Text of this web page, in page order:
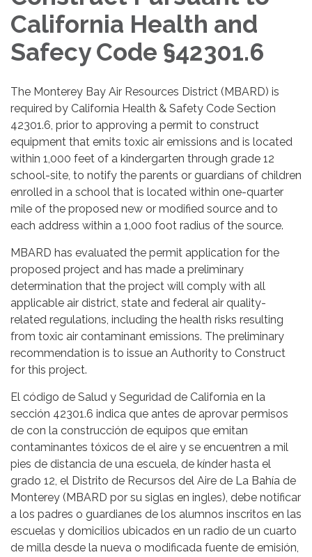
California Health and
Safecy Code §42301.6
The Monterey Bay Air Resources District (MBARD) is
required by California Health & Safety Code Section
42301.6, prior to approving a permit to construct
equipment that emits toxic air emissions and is located
within 1,000 feet of a kindergarten through grade 12
school-site, to notify the parents or guardians of children
enrolled in a school that is located within one-quarter
mile of the proposed new or modified source and to
each address within a 1,000 foot radius of the source.
MBARD has evaluated the permit application for the
proposed project and has made a preliminary
determination that the project will comply with all
applicable air district, state and federal air quality-
related regulations, including the health risks resulting
from toxic air contaminant emissions. The preliminary
recommendation is to issue an Authority to Construct
for this project.
El código de Salud y Seguridad de California en la
sección 42301.6 indica que antes de aprovar permisos
de con la construcción de equipos que emitan
contaminantes tóxicos de el aire y se encuentren a mil
pies de distancia de una escuela, de kínder hasta el
grado 12, el Distrito de Recursos del Aire de La Bahía de
Monterey (MBARD por su siglas en ingles), debe notificar
a los padres o guardianes de los alumnos inscritos en las
escuelas y domicilios ubicados en un radio de un cuarto
de milla desde la nueva o modificada fuente de emisión,